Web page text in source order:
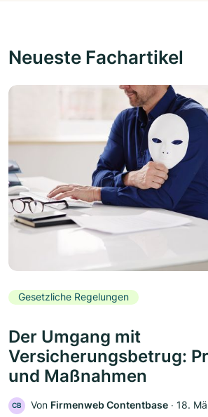
Neueste Fachartikel
Gesetzliche Regelungen
Der Umgang mit
Versicherungsbetrug:
und Maßnahmen
CB Von Firmenweb Contentbase ‧ 18.